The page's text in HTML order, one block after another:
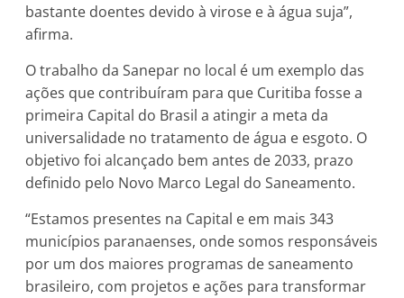
bastante doentes devido à virose e à água suja”,
afirma.
O trabalho da Sanepar no local é um exemplo das
ações que contribuíram para que Curitiba fosse a
primeira Capital do Brasil a atingir a meta da
universalidade no tratamento de água e esgoto. O
objetivo foi alcançado bem antes de 2033, prazo
definido pelo Novo Marco Legal do Saneamento.
“Estamos presentes na Capital e em mais 343
municípios paranaenses, onde somos responsáveis
por um dos maiores programas de saneamento
brasileiro, com projetos e ações para transformar